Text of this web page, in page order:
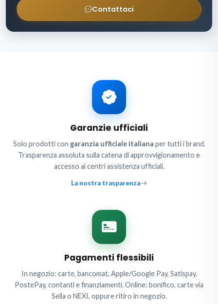
Contattaci
Garanzie ufficiali
Solo prodotti con garanzia ufficiale italiana per tutti i brand.
Trasparenza assoluta sulla catena di approvvigionamento e
accesso ai centri assistenza ufficiali.
La nostra trasparenza
Pagamenti flessibili
In negozio: carte, bancomat, Apple/Google Pay, Satispay,
PostePay, contanti e finanziamenti. Online: bonifico, carte via
Sella o NEXI, oppure ritiro in negozio.